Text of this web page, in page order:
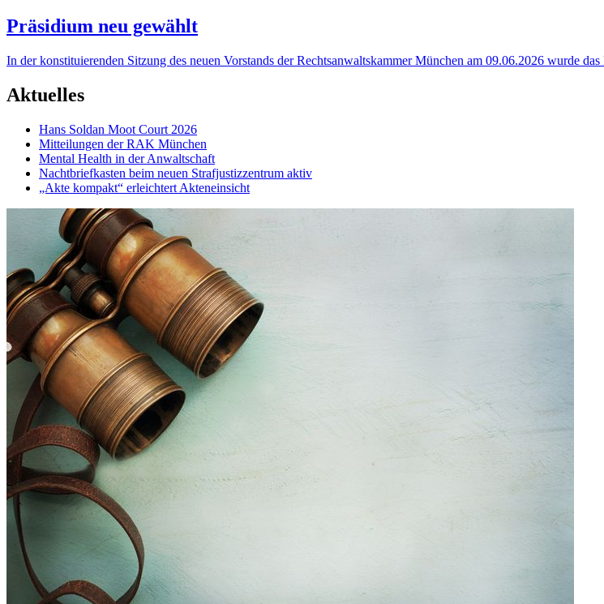
Präsidium neu gewählt
In der konstituierenden Sitzung des neuen Vorstands der Rechtsanwaltskammer München am 09.06.2026 wurde
Aktuelles
Hans Soldan Moot Court 2026
Mitteilungen der RAK München
Mental Health in der Anwaltschaft
Nachtbriefkasten beim neuen Strafjustizzentrum aktiv
„Akte kompakt“ erleichtert Akteneinsicht